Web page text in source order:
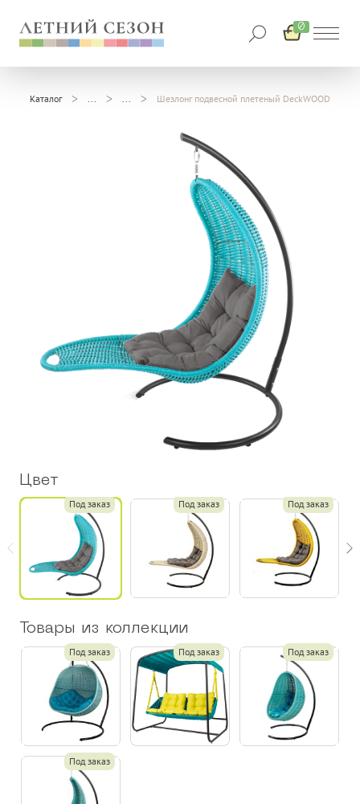
0
Каталог Шезлонг подвесной плетеный DeckWOOD
Цвет
Под заказ Под заказ Под заказ
Товары из коллекции
Под заказ Под заказ Под заказ
Под заказ